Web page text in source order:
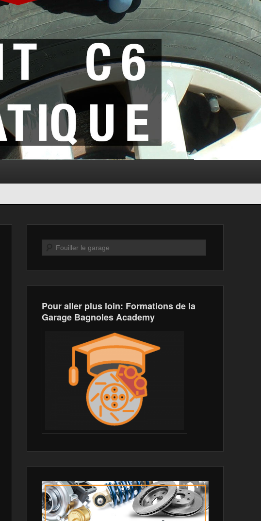
Recherche
Pour aller plus loin: Formations de la
Garage Bagnoles Academy